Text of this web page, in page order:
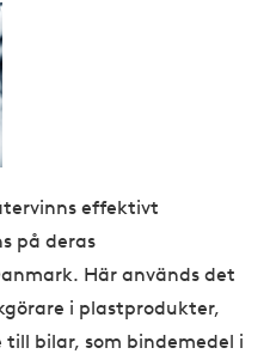
effektivt
på deras
Här används det
i plastprodukter,
till bilar, som bindemedel i